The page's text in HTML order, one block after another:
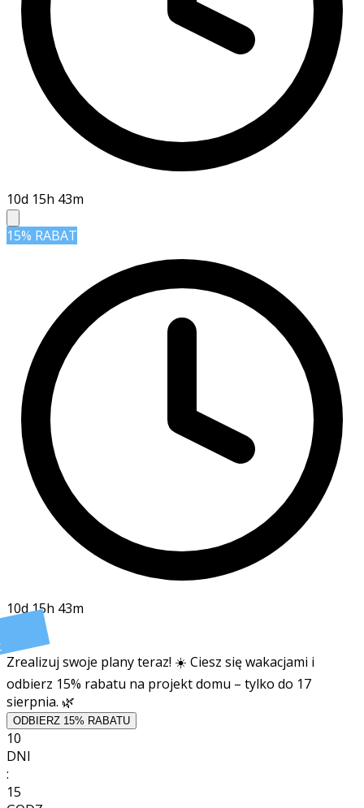
10d 15h 43m
15% RABAT
10d 15h 43m
Zrealizuj swoje plany teraz! ☀️ Ciesz się wakacjami i
odbierz 15% rabatu na projekt domu – tylko do 17
sierpnia. 🌿
ODBIERZ 15% RABATU
10
DNI
:
15